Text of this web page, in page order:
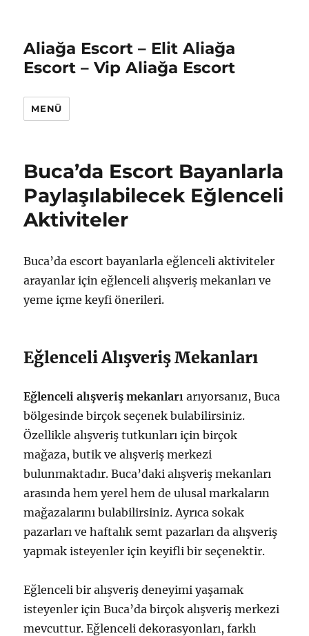
Aliağa Escort – Elit Aliağa
Escort – Vip Aliağa Escort
MENÜ
Buca’da Escort Bayanlarla
Paylaşılabilecek Eğlenceli
Aktiviteler
Buca’da escort bayanlarla eğlenceli aktiviteler
arayanlar için eğlenceli alışveriş mekanları ve
yeme içme keyfi önerileri.
Eğlenceli Alışveriş Mekanları
Eğlenceli alışveriş mekanları arıyorsanız, Buca
bölgesinde birçok seçenek bulabilirsiniz.
Özellikle alışveriş tutkunları için birçok
mağaza, butik ve alışveriş merkezi
bulunmaktadır. Buca’daki alışveriş mekanları
arasında hem yerel hem de ulusal markaların
mağazalarını bulabilirsiniz. Ayrıca sokak
pazarları ve haftalık semt pazarları da alışveriş
yapmak isteyenler için keyifli bir seçenektir.
Eğlenceli bir alışveriş deneyimi yaşamak
isteyenler için Buca’da birçok alışveriş merkezi
mevcuttur. Eğlenceli dekorasyonları, farklı